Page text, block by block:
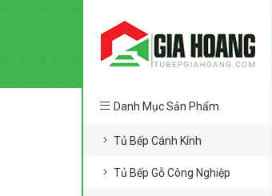
Danh Mục Sản Phẩm
Tủ Bếp Cánh Kính
Tủ Bếp Gỗ Công Nghiệp